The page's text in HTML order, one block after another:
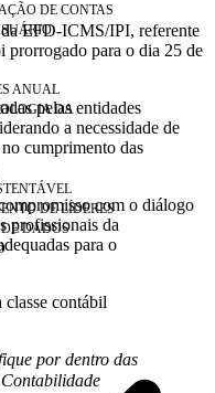
DE CONTAS
ANUAL
DA
DE LÍDERES
DADOS
EFD-ICMS/IPI, referente
prorrogado para o dia 25 de
pelas entidades
a necessidade de
cumprimento das
com o diálogo
profissionais da
para o
classe contábil
por dentro das